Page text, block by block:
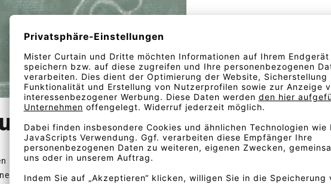
Eindruck von flüssigem Plasma auf
einzigartigen Prägung, die Textur und